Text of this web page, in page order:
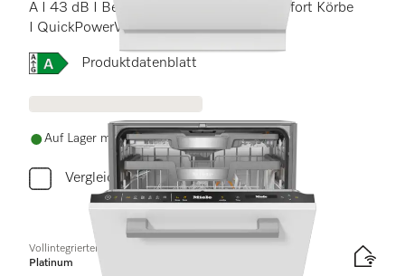
A I 43 dB I Besteckschublade I MaxiComfort Körbe
I QuickPowerWash I AutoOpen
Onlinelabel Image, Energielabel
Produktdatenblatt
Auf Lager mit kostenlosem Versand
Vergleichen
Vollintegrierter Geschirrspüler
Platinum